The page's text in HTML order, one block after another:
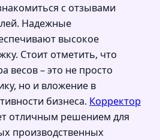
с отзывами
Надежные
высокое
Стоит отметить, что
весов – это не просто
но и вложение в
бизнеса. Корректор
отличным решением для
производственных